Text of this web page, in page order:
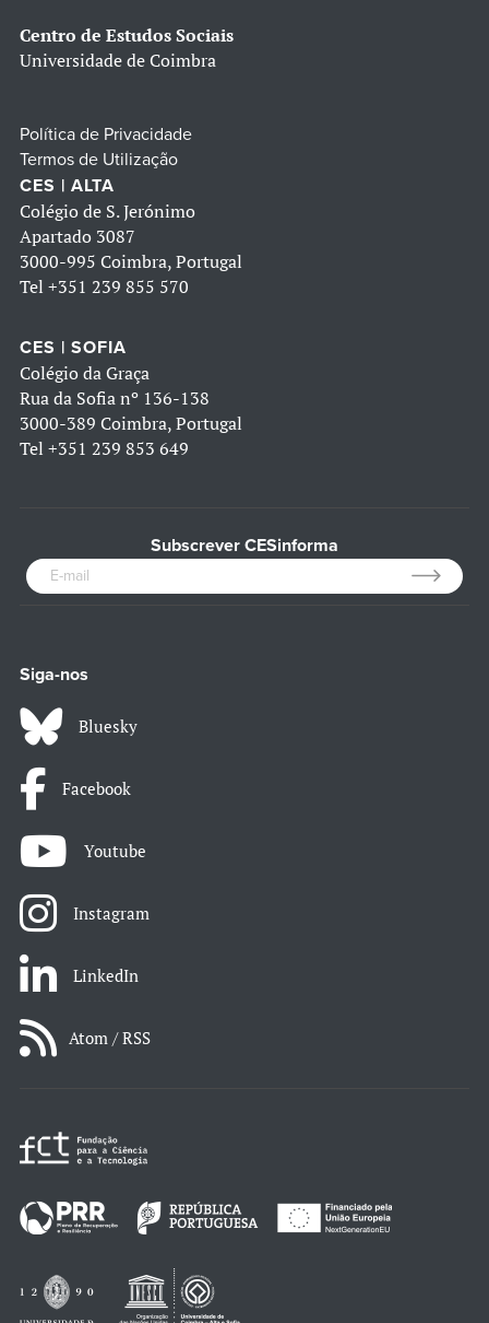
Centro de Estudos Sociais
Universidade de Coimbra
Política de Privacidade
Termos de Utilização
CES | ALTA
Colégio de S. Jerónimo
Apartado 3087
3000-995 Coimbra, Portugal
Tel +351 239 855 570
CES | SOFIA
Colégio da Graça
Rua da Sofia nº 136-138
3000-389 Coimbra, Portugal
Tel +351 239 853 649
Subscrever CESinforma
Siga-nos
Bluesky
Facebook
Youtube
Instagram
LinkedIn
Atom / RSS